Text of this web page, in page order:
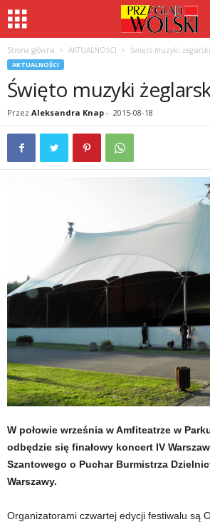
Strona główna AKTUALNOŚCI Święto muzyki
AKTUALNOŚCI
Święto muzyki
Przez Aleksandra Knap - 2015-08-18
W połowie września w Amfiteatrze w
odbędzie się finałowy koncert IV
Szantowego o Puchar Burmistrza
Warszawy.
Organizatorami czwartej edycji festiwalu są